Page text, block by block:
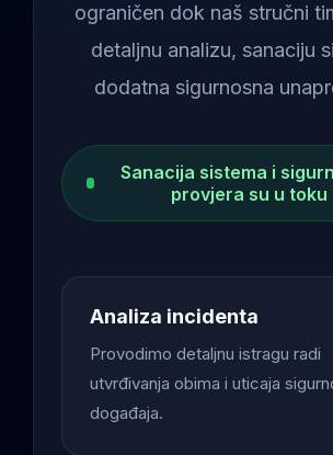
ograničen dok naš stručni
detaljnu analizu, sanaciju
dodatna sigurnosna
Sanacija sistema i
provjera su u toku
Analiza incidenta
Provodimo detaljnu istragu radi
utvrđivanja obima i uticaja
događaja.